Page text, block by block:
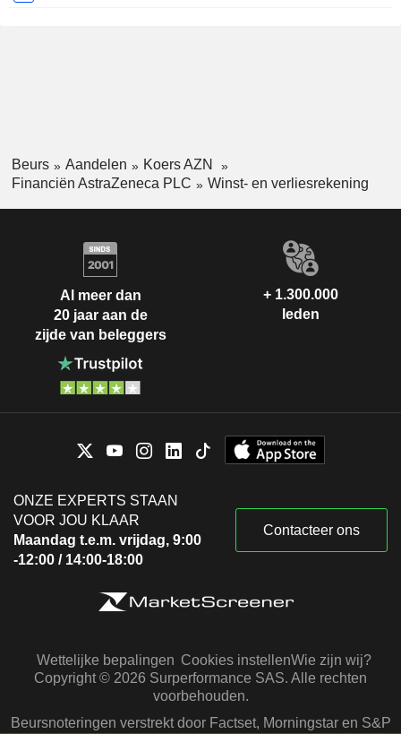
Beurs Aandelen
Koers AZN
Financiën AstraZeneca PLC
Winst- en verliesrekening
Al meer dan
20 jaar aan de
zijde van beleggers
+ 1.300.000
leden
ONZE EXPERTS STAAN
VOOR JOU KLAAR
Maandag t.e.m. vrijdag, 9:00
-12:00 / 14:00-18:00
Contacteer ons
Wettelijke bepalingen Cookies instellenWie zijn wij?
Copyright © 2026 Surperformance SAS. Alle rechten
voorbehouden.
Beursnoteringen verstrekt door Factset, Morningstar en S&P